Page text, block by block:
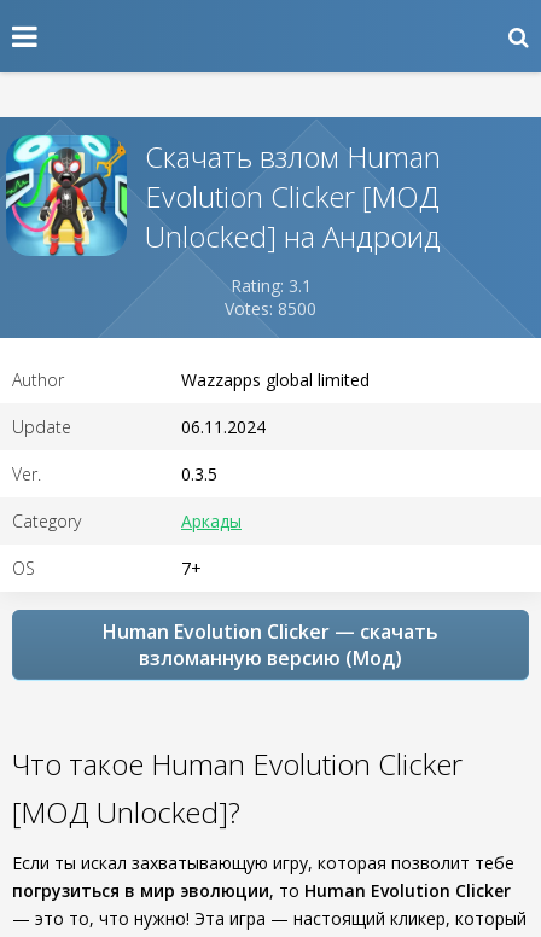
Скачать взлом Human
Evolution Clicker [МОД
Unlocked] на Андроид
Rating: 3.1
Votes: 8500
Author Wazzapps global limited
Update 06.11.2024
Ver. 0.3.5
Category Аркады
OS 7+
Human Evolution Clicker — скачать
взломанную версию (Мод)
Что такое Human Evolution Clicker
[МОД Unlocked]?
Если ты искал захватывающую игру, которая позволит тебе
погрузиться в мир эволюции, то Human Evolution Clicker
— это то, что нужно! Эта игра — настоящий кликер, который